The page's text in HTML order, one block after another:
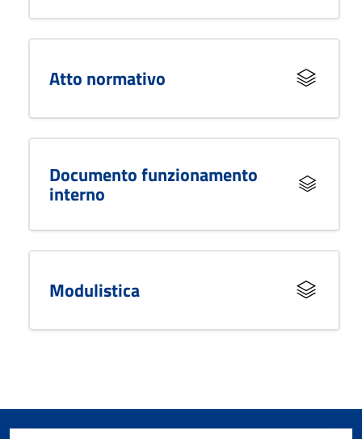
Atto normativo
Documento funzionamento
interno
Modulistica